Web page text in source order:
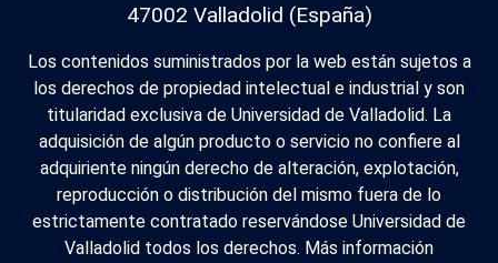
47002 Valladolid (España)
Los contenidos suministrados por la web están sujetos a
los derechos de propiedad intelectual e industrial y son
titularidad exclusiva de Universidad de Valladolid. La
adquisición de algún producto o servicio no confiere al
adquiriente ningún derecho de alteración, explotación,
reproducción o distribución del mismo fuera de lo
estrictamente contratado reservándose Universidad de
Valladolid todos los derechos. Más información